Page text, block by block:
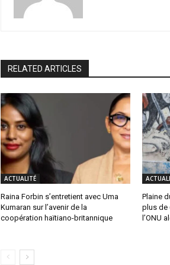
RELATED ARTICLES
ACTUALITÉ
Raina Forbin s’entretient avec Uma
Kumaran sur l’avenir de la
coopération haïtiano-britannique
Plaine
plus de
l’ONU